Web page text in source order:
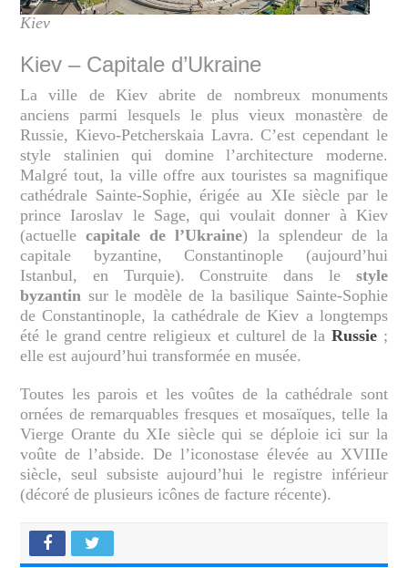
Kiev
Kiev – Capitale d’Ukraine
La ville de Kiev abrite de nombreux monuments
anciens parmi lesquels le plus vieux monastère de
Russie, Kievo-Petcherskaia Lavra. C’est cependant le
style stalinien qui domine l’architecture moderne.
Malgré tout, la ville offre aux touristes sa magnifique
cathédrale Sainte-Sophie, érigée au XIe siècle par le
prince Iaroslav le Sage, qui voulait donner à Kiev
(actuellecapitale de l’Ukraine) la splendeur de la
capitale byzantine, Constantinople (aujourd’hui
Istanbul, en Turquie). Construite dans le style
byzantin sur le modèle de la basilique Sainte-Sophie
de Constantinople, la cathédrale de Kiev a longtemps
été le grand centre religieux et culturel de la Russie ;
elle est aujourd’hui transformée en musée.
Toutes les parois et les voûtes de la cathédrale sont
ornées de remarquables fresques et mosaïques, telle la
Vierge Orante du XIe siècle qui se déploie ici sur la
voûte de l’abside. De l’iconostase élevée au XVIIIe
siècle, seul subsiste aujourd’hui le registre inférieur
(décoré de plusieurs icônes de facture récente).